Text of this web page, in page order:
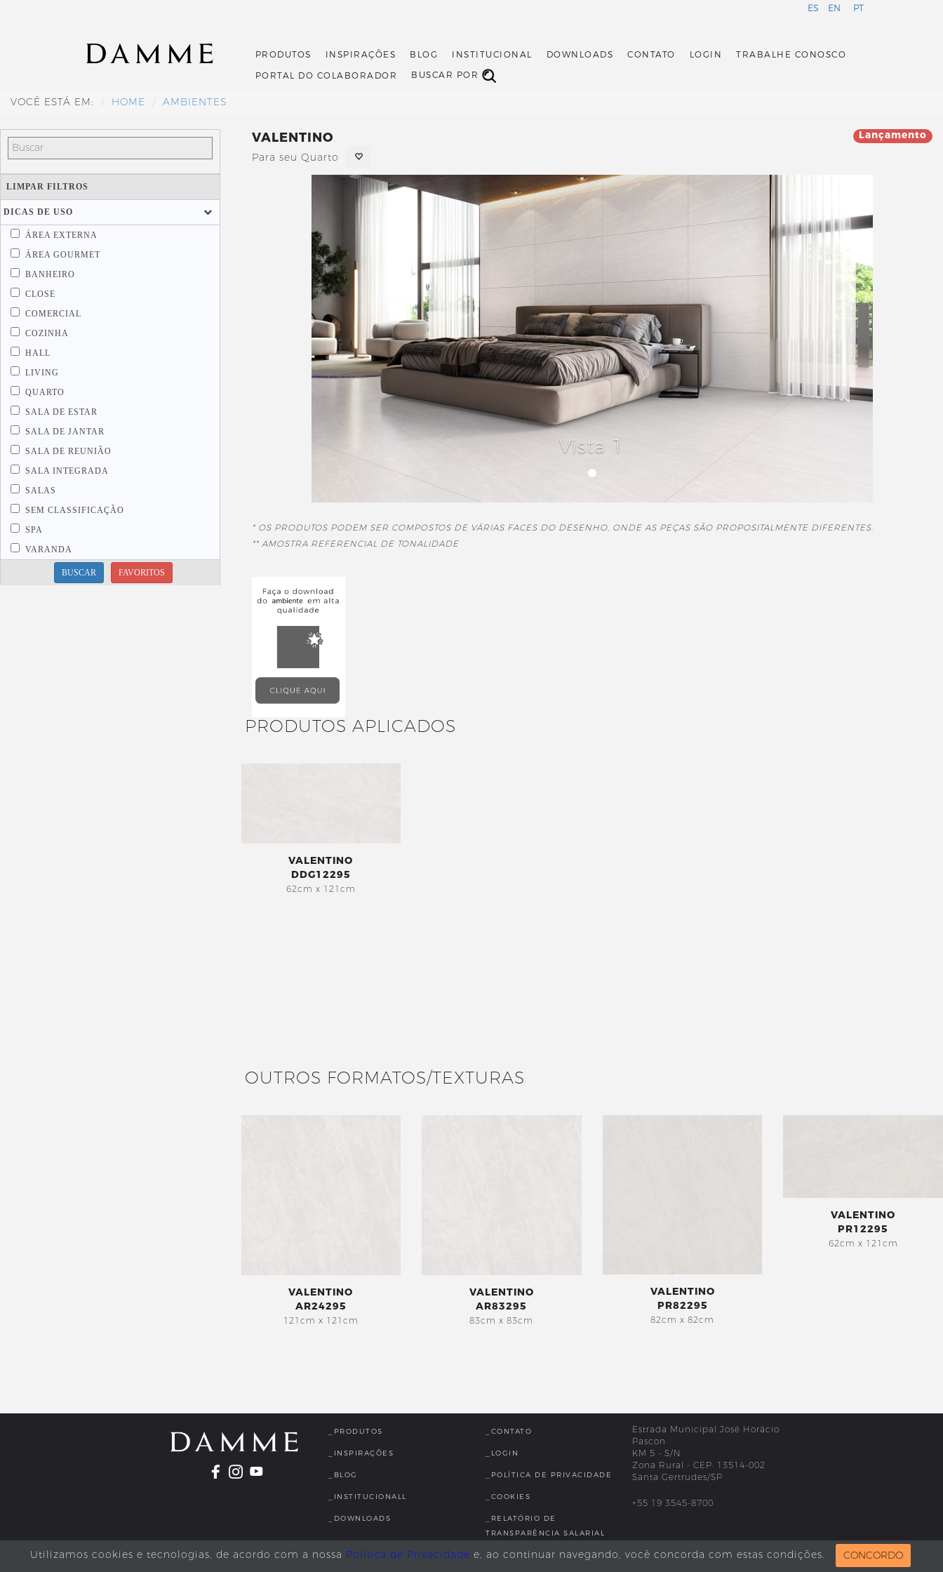
PT
EN
ES
PRODUTOS INSPIRAÇÕES BLOG INSTITUCIONAL DOWNLOADS CONTATO LOGIN
TRABALHE CONOSCO
PORTAL DO COLABORADOR
BUSCAR POR
VOCÊ ESTÁ EM: HOME AMBIENTES
LIMPAR FILTROS
DICAS DE USO
ÁREA EXTERNA
ÁREA GOURMET
BANHEIRO
CLOSE
COMERCIAL
COZINHA
HALL
LIVING
QUARTO
SALA DE ESTAR
SALA DE JANTAR
SALA DE REUNIÃO
SALA INTEGRADA
SALAS
SEM CLASSIFICAÇÃO
SPA
VARANDA
BUSCAR FAVORITOS
VALENTINO Lançamento
Para seu Quarto
Vista 1
* OS PRODUTOS PODEM SER COMPOSTOS DE VÁRIAS FACES DO DESENHO, ONDE AS PEÇAS SÃO PROPOSITALMENTE DIFERENTES.
** AMOSTRA REFERENCIAL DE TONALIDADE
PRODUTOS APLICADOS
VALENTINO
DDG12295
62cm x 121cm
OUTROS FORMATOS/TEXTURAS
VALENTINO
AR24295
121cm x 121cm
VALENTINO
AR83295
83cm x 83cm
VALENTINO
PR82295
82cm x 82cm
VALENTINO
PR12295
62cm x 121cm
_PRODUTOS
_INSPIRAÇÕES
_BLOG
_INSTITUCIONALL
_DOWNLOADS
_CONTATO
_LOGIN
_POLÍTICA DE PRIVACIDADE
_COOKIES
_RELATÓRIO DE
TRANSPARÊNCIA SALARIAL
Estrada Municipal José Horácio
Pascon
KM 5 - S/N
Zona Rural - CEP: 13514-002
Santa Gertrudes/SP
+55 19 3545-8700
Utilizamos cookies e tecnologias, de acordo com a nossa Política de Privacidade e, ao continuar navegando, você concorda com estas condições. CONCORDO